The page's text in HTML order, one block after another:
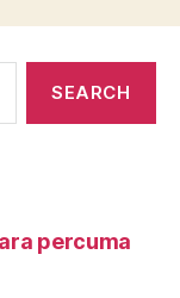
percuma